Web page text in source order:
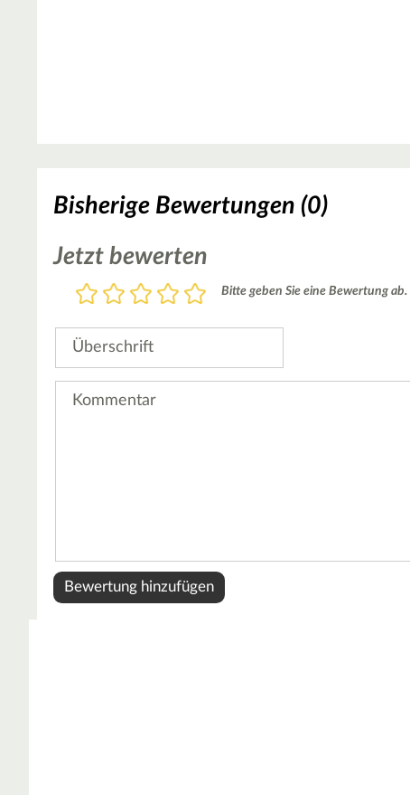
Bisherige Bewertungen (0)
Jetzt bewerten
Bewertung
5
4
3
2
1
Bitte geben Sie eine Bewertung ab.
Überschrift